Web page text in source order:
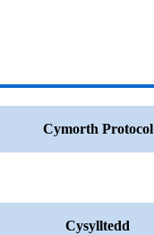
Cymorth Protocol
Cysylltedd